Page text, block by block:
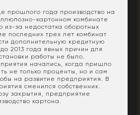
прошлого года производство на
картонном комбинате
из-за недостатка оборотных
последних трех лет комбинат
дополнительную кредитную
2013 года явных причин для
работы не было.
начались, когда пришло
не только проценты, но и сам
на развитие предприятия. В
сменился собственник.
закрытия, предприятие
картона.